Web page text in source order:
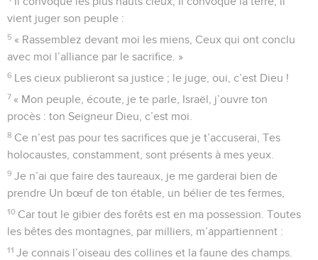
vient juger son peuple :
5 « Rassemblez devant moi les miens, Ceux qui ont conclu
avec moi l’alliance par le sacrifice. »
6 Les cieux publieront sa justice ; le juge, oui, c’est Dieu !
7 « Mon peuple, écoute, je te parle, Israël, j’ouvre ton
procès : ton Seigneur Dieu, c’est moi.
8 Ce n’est pas pour tes sacrifices que je t’accuserai, Tes
holocaustes, constamment, sont présents à mes yeux.
9 Je n’ai que faire des taureaux, je me garderai bien de
prendre Un bœuf de ton étable, un bélier de tes fermes,
10 Car tout le gibier des forêts est en ma possession. Toutes
les bêtes des montagnes, par milliers, m’appartiennent :
11 Je connais l’oiseau des collines et la faune des champs.